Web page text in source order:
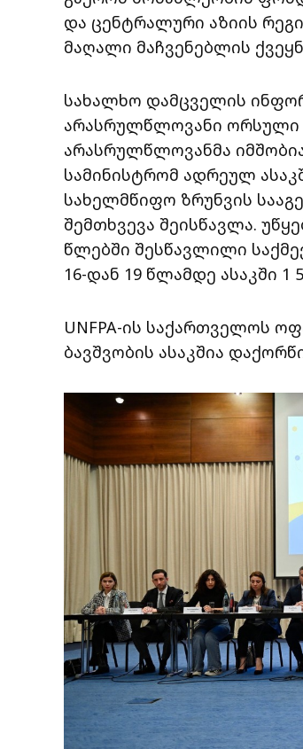
და ცენტრალური აზიის
მაღალი მაჩვენებლის
სახალხო დამცველის
არასრულწლოვანი ორსული
არასრულწლოვანმა
სამინისტრომ ადრეულ
სახელმწიფო ზრუნვის
შემთხვევა შეისწავლა.
წლებში შესწავლილი
16-დან 19 წლამდე ასაკში
UNFPA-ის საქართველოს
ბავშვობის ასაკშია